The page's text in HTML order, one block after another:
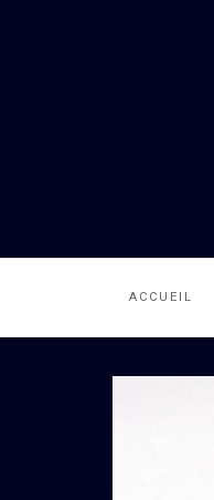
ACCUEIL